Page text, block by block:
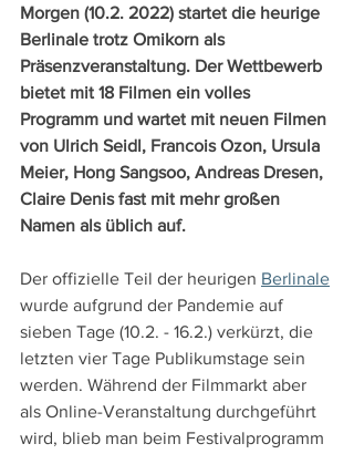
Morgen (10.2. 2022) startet die heurige
Berlinale trotz Omikorn als
Präsenzveranstaltung. Der Wettbewerb
bietet mit 18 Filmen ein volles
Programm und wartet mit neuen Filmen
von Ulrich Seidl, Francois Ozon, Ursula
Meier, Hong Sangsoo, Andreas Dresen,
Claire Denis fast mit mehr großen
Namen als üblich auf.
Der offizielle Teil der heurigen Berlinale
wurde aufgrund der Pandemie auf
sieben Tage (10.2. - 16.2.) verkürzt, die
letzten vier Tage Publikumstage sein
werden. Während der Filmmarkt aber
als Online-Veranstaltung durchgeführt
wird, blieb man beim Festivalprogramm